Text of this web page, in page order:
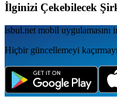
İlginizi Çekebilecek
isbul.net mobil uygulamаsını
Hiçbir güncellemeyi